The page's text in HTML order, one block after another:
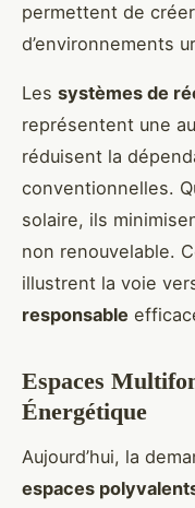
permettent de
d’environnements
Les systèmes de
représentent une
réduisent la
conventionnelles.
solaire, ils
non renouvelable.
illustrent la voie
responsable
Espaces
Énergétique
Aujourd’hui, la
espaces